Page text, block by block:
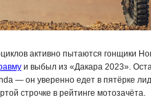
активно пытаются гонщики
и выбыл из «Дакара 2023».
— он уверенно едет в пятёрке
строчке в рейтинге мотозачёта.